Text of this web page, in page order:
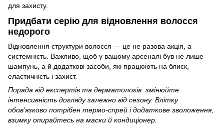
для захисту.
Придбати серію для відновлення волосся
недорого
Відновлення структури волосся — це не разова акція, а
системність. Важливо, щоб у вашому арсеналі був не лише
шампунь, а й додаткові засоби, які працюють на блиск,
еластичність і захист.
Порада від експертів та дерматологів: змінюйте
інтенсивність догляду залежно від сезону. Влітку
обов’язково потрібен термо-спрей і додаткове зволоження,
взимку опирайтесь на маски й кондиціонер.